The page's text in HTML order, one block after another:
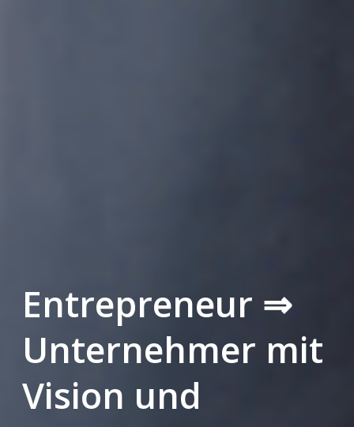
Entrepreneur ⇒
Unternehmer mit
Vision und